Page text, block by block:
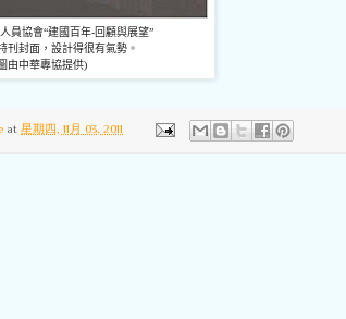
員協會“建國百年- 回顧與展望”
刊封面，設計得很有氣勢。
圖由中華專協提供)
at 星期四, 11月 03, 2011